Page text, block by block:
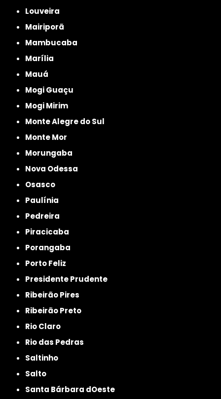
Louveira
Mairiporã
Mambucaba
Marília
Mauá
Mogi Guaçu
Mogi Mirim
Monte Alegre do Sul
Monte Mor
Morungaba
Nova Odessa
Osasco
Paulínia
Pedreira
Piracicaba
Porangaba
Porto Feliz
Presidente Prudente
Ribeirão Pires
Ribeirão Preto
Rio Claro
Rio das Pedras
Saltinho
Salto
Santa Bárbara dOeste